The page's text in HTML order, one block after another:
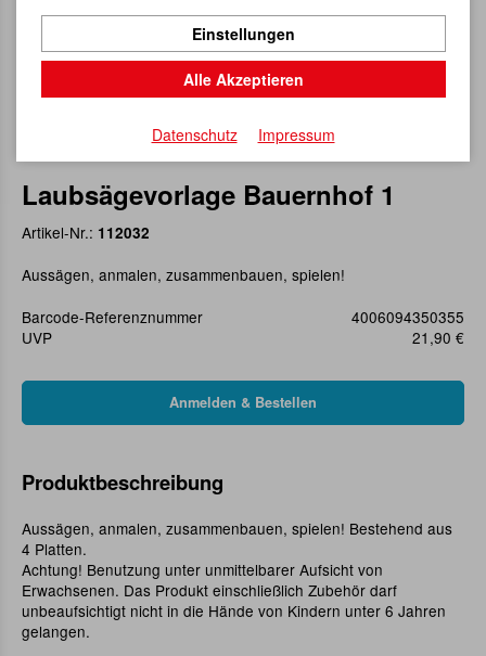
Laubsägevorlage Bauernhof 1
Artikel-Nr.: 112032
Aussägen, anmalen, zusammenbauen, spielen!
Barcode-Referenznummer
4006094350355
UVP
21,90 €
Produktbeschreibung
Aussägen, anmalen, zusammenbauen, spielen! Bestehend aus
4 Platten.
Achtung! Benutzung unter unmittelbarer Aufsicht von
Erwachsenen. Das Produkt einschließlich Zubehör darf
unbeaufsichtigt nicht in die Hände von Kindern unter 6 Jahren
gelangen.
Einstellungen
Alle Akzeptieren
Datenschutz Impressum